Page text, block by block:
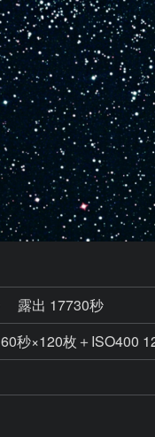
露出 17730秒
秒×120枚＋ISO400